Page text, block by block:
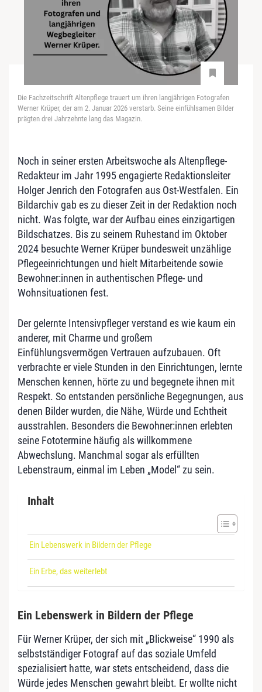
Die Fachzeitschrift Altenpflege trauert um ihren langjährigen Fotografen
Werner Krüper, der am 2. Januar 2026 verstarb. Seine einfühlsamen Bilder
prägten drei Jahrzehnte lang das Magazin.
Noch in seiner ersten Arbeitswoche als Altenpflege-
Redakteur im Jahr 1995 engagierte Redaktionsleiter
Holger Jenrich den Fotografen aus Ost-Westfalen. Ein
Bildarchiv gab es zu dieser Zeit in der Redaktion noch
nicht. Was folgte, war der Aufbau eines einzigartigen
Bildschatzes. Bis zu seinem Ruhestand im Oktober
2024 besuchte Werner Krüper bundesweit unzählige
Pflegeeinrichtungen und hielt Mitarbeitende sowie
Bewohner:innen in authentischen Pflege- und
Wohnsituationen fest.
Der gelernte Intensivpfleger verstand es wie kaum ein
anderer, mit Charme und großem
Einfühlungsvermögen Vertrauen aufzubauen. Oft
verbrachte er viele Stunden in den Einrichtungen, lernte
Menschen kennen, hörte zu und begegnete ihnen mit
Respekt. So entstanden persönliche Begegnungen, aus
denen Bilder wurden, die Nähe, Würde und Echtheit
ausstrahlen. Besonders die Bewohner:innen erlebten
seine Fototermine häufig als willkommene
Abwechslung. Manchmal sogar als erfüllten
Lebenstraum, einmal im Leben „Model“ zu sein.
Inhalt
Ein Lebenswerk in Bildern der Pflege
Ein Erbe, das weiterlebt
Ein Lebenswerk in Bildern der Pflege
Für Werner Krüper, der sich mit „Blickweise“ 1990 als
selbstständiger Fotograf auf das soziale Umfeld
spezialisiert hatte, war stets entscheidend, dass die
Würde jedes Menschen gewahrt bleibt. Er wollte nicht